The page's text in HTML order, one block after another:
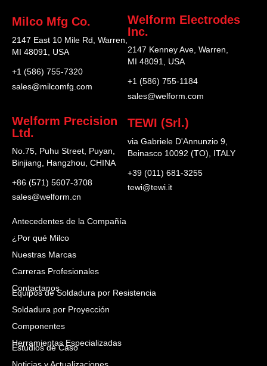
Milco Mfg Co.
2147 East 10 Mile Rd, Warren,
MI 48091, USA
+1 (586) 755-7320
sales@milcomfg.com
Welform Electrodes
Inc.
2147 Kenney Ave, Warren,
MI 48091, USA
+1 (586) 755-1184
sales@welform.com
Welform Precision
Ltd.
No.75, Puhu Street, Puyan,
Binjiang, Hangzhou, CHINA
+86 (571) 5607-3708
sales@welform.cn
TEWI (Srl.)
via Gabriele D'Annunzio 9,
Beinasco 10092 (TO), ITALY
+39 (011) 681-3255
tewi@tewi.it
Antecedentes de la Compañía
¿Por qué Milco
Nuestras Marcas
Carreras Profesionales
Contactanos
Equipos de Soldadura por Resistencia
Soldadura por Proyección
Componentes
Herramientas Especializadas
Estudios de Caso